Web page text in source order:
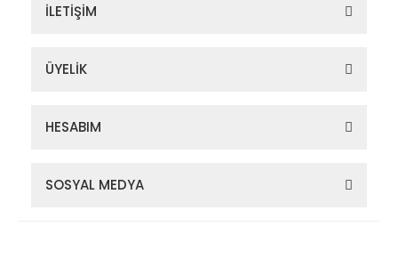
İLETİŞİM
ÜYELİK
HESABIM
SOSYAL MEDYA